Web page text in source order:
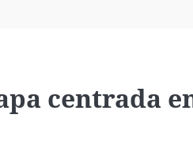
centrada